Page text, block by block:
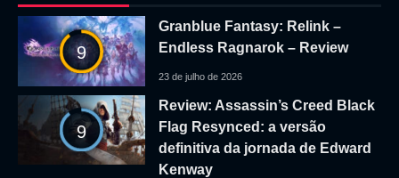
9
Granblue Fantasy: Relink –
Endless Ragnarok – Review
23 de julho de 2026
9
Review: Assassin’s Creed Black
Flag Resynced: a versão
definitiva da jornada de Edward
Kenway